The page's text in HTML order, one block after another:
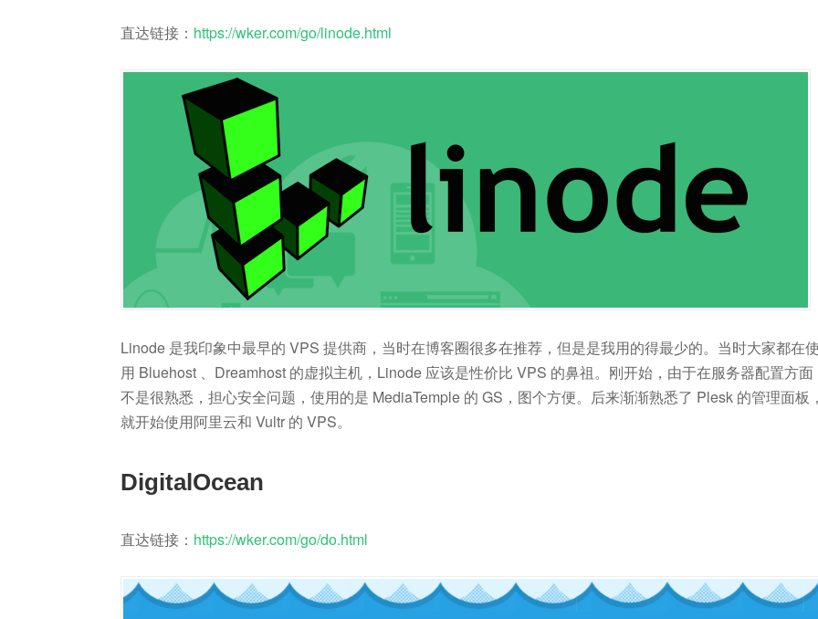
直达链接： https://wker.com/go/linode.html
Linode 是我印象中最早的 VPS 提供商，当时在博客圈很多在推荐，但是是我用的得最少的。当时大家都在
用 Bluehost 、Dreamhost 的虚拟主机，Linode 应该是性价比 VPS 的鼻祖。刚开始，由于在服务器配置方面
不是很熟悉，担心安全问题，使用的是 MediaTemple 的 GS，图个方便。后来渐渐熟悉了 Plesk 的管理面板
就开始使用阿里云和 Vultr 的 VPS。
DigitalOcean
直达链接： https://wker.com/go/do.html